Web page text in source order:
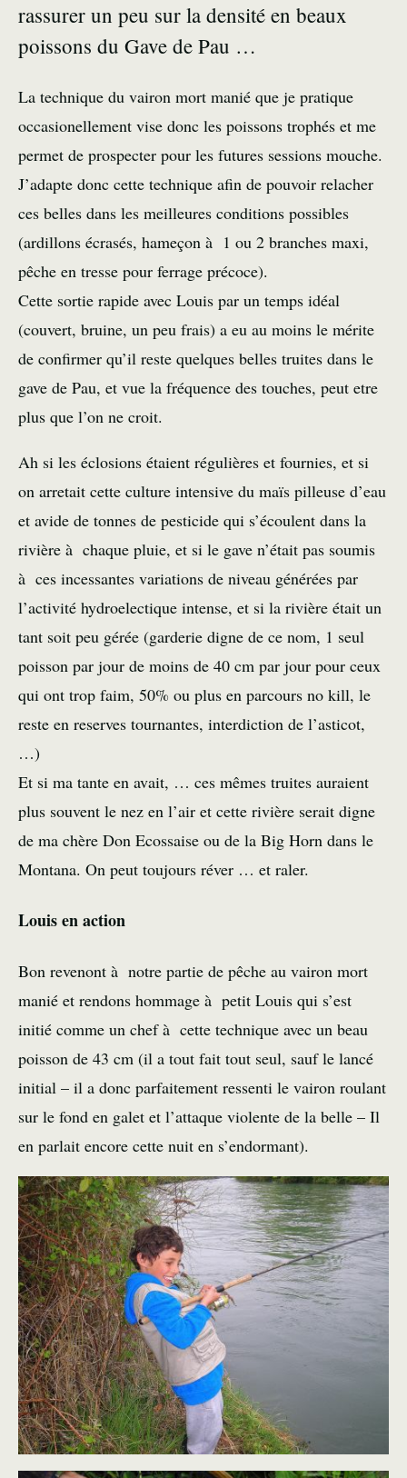
rassurer un peu sur la densité en beaux
poissons du Gave de Pau …
La technique du vairon mort manié que je pratique
occasionellement vise donc les poissons trophés et me
permet de prospecter pour les futures sessions mouche.
J’adapte donc cette technique afin de pouvoir relacher
ces belles dans les meilleures conditions possibles
(ardillons écrasés, hameçon à 1 ou 2 branches maxi,
pêche en tresse pour ferrage précoce).
Cette sortie rapide avec Louis par un temps idéal
(couvert, bruine, un peu frais) a eu au moins le mérite
de confirmer qu’il reste quelques belles truites dans le
gave de Pau, et vue la fréquence des touches, peut etre
plus que l’on ne croit.
Ah si les éclosions étaient régulières et fournies, et si
on arretait cette culture intensive du maïs pilleuse d’eau
et avide de tonnes de pesticide qui s’écoulent dans la
rivière à chaque pluie, et si le gave n’était pas soumis
à ces incessantes variations de niveau générées par
l’activité hydroelectique intense, et si la rivière était un
tant soit peu gérée (garderie digne de ce nom, 1 seul
poisson par jour de moins de 40 cm par jour pour ceux
qui ont trop faim, 50% ou plus en parcours no kill, le
reste en reserves tournantes, interdiction de l’asticot,
…)
Et si ma tante en avait, … ces mêmes truites auraient
plus souvent le nez en l’air et cette rivière serait digne
de ma chère Don Ecossaise ou de la Big Horn dans le
Montana. On peut toujours réver … et raler.
Louis en action
Bon revenont à notre partie de pêche au vairon mort
manié et rendons hommage à petit Louis qui s’est
initié comme un chef à cette technique avec un beau
poisson de 43 cm (il a tout fait tout seul, sauf le lancé
initial – il a donc parfaitement ressenti le vairon roulant
sur le fond en galet et l’attaque violente de la belle – Il
en parlait encore cette nuit en s’endormant).